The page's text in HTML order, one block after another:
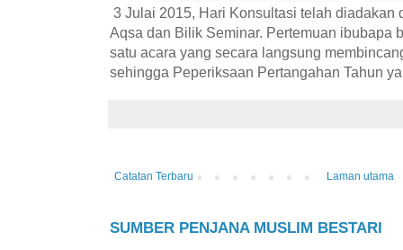
3 Julai 2015, Hari Konsultasi telah diadakan
Aqsa dan Bilik Seminar. Pertemuan ibubapa
satu acara yang secara langsung
sehingga Peperiksaan Pertangahan Tahun
Catatan Terbaru Laman utama
SUMBER PENJANA MUSLIM BESTARI